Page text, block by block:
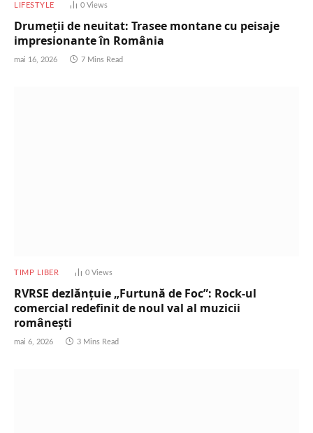
LIFESTYLE 0 Views
Drumeții de neuitat: Trasee montane cu peisaje
impresionante în România
mai 16, 2026 7 Mins Read
TIMP LIBER 0 Views
RVRSE dezlănțuie „Furtună de Foc”: Rock-ul
comercial redefinit de noul val al muzicii
românești
mai 6, 2026 3 Mins Read